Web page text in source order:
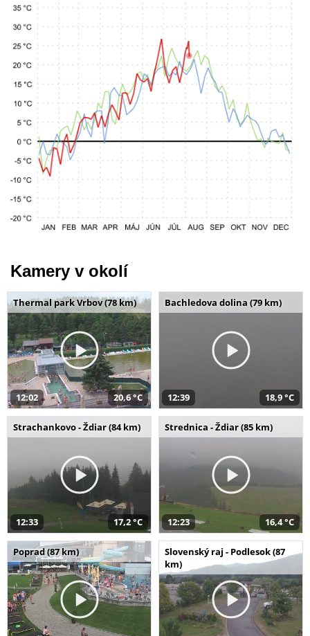
Kamery v okolí
Thermal park Vrbov (78 km)
12:02 20,6 °C
Bachledova dolina (79 km)
12:39 18,9 °C
Strachankovo - Ždiar (84 km)
12:33 17,2 °C
Strednica - Ždiar (85 km)
12:23 16,4 °C
Poprad (87 km)
Slovenský raj - Podlesok (87
km)